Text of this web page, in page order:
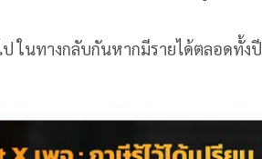
ในทางกลับกันหากมีรายได้ตลอดทั้งปี